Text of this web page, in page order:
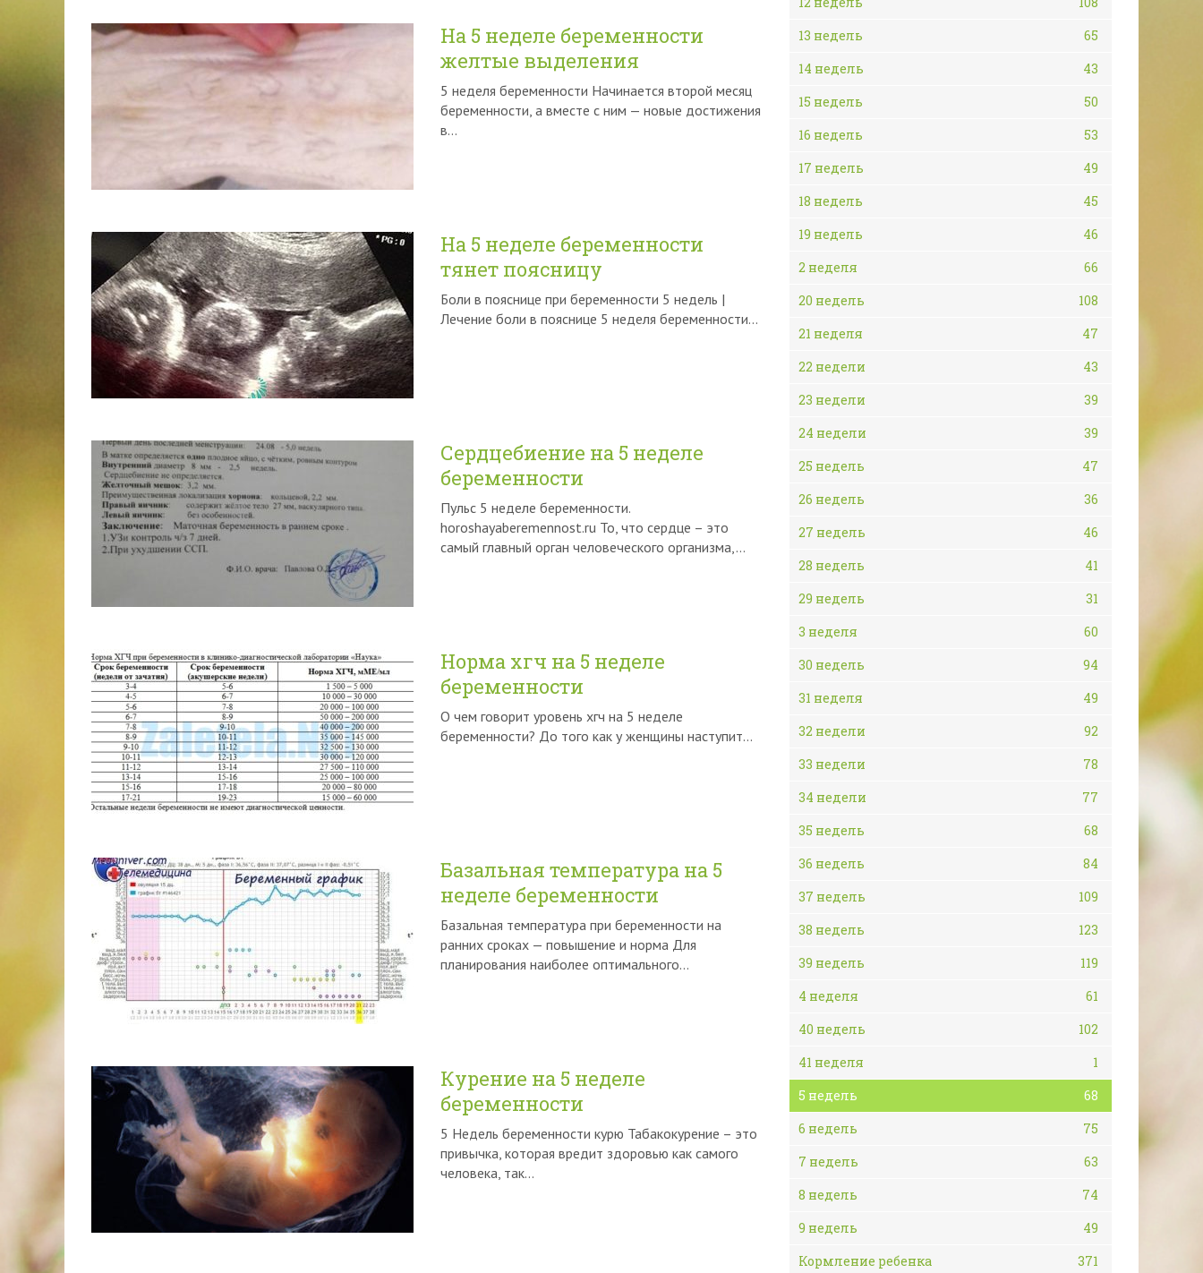
На 5 неделе беременности
желтые выделения
5 неделя беременности Начинается второй месяц
беременности, а вместе с ним — новые достижения
в…
На 5 неделе беременности
тянет поясницу
Боли в пояснице при беременности 5 недель |
Лечение боли в пояснице 5 неделя беременности…
Сердцебиение на 5 неделе
беременности
Пульс 5 неделе беременности.
horoshayaberemennost.ru То, что сердце – это
самый главный орган человеческого организма,…
Норма хгч на 5 неделе
беременности
О чем говорит уровень хгч на 5 неделе
беременности? До того как у женщины наступит…
Базальная температура на 5
неделе беременности
Базальная температура при беременности на
ранних сроках — повышение и норма Для
планирования наиболее оптимального…
Курение на 5 неделе
беременности
5 Недель беременности курю Табакокурение – это
привычка, которая вредит здоровью как самого
человека, так…
13 недель
65
14 недель
43
15 недель
50
16 недель
53
17 недель
49
18 недель
45
19 недель
46
2 неделя
66
20 недель
108
21 неделя
47
22 недели
43
23 недели
39
24 недели
39
25 недель
47
26 недель
36
27 недель
46
28 недель
41
29 недель
31
3 неделя
60
30 недель
94
31 неделя
49
32 недели
92
33 недели
78
34 недели
77
35 недель
68
36 недель
84
37 недель
109
38 недель
123
39 недель
119
4 неделя
61
40 недель
102
41 неделя
1
5 недель
68
6 недель
75
7 недель
63
8 недель
74
9 недель
49
Кормление ребенка
371